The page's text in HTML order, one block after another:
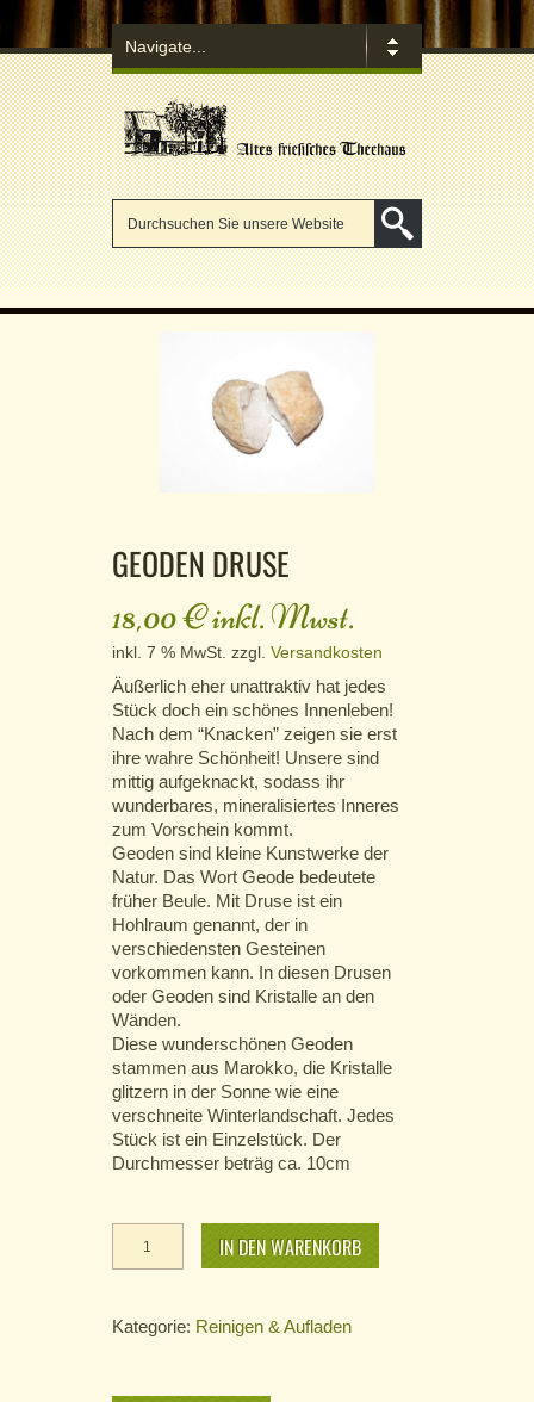
GEODEN DRUSE
18,00€inkl. Mwst.
inkl. 7 % MwSt. zzgl. Versandkosten
Äußerlich eher unattraktiv hat jedes
Stück doch ein schönes Innenleben!
Nach dem “Knacken” zeigen sie erst
ihre wahre Schönheit! Unsere sind
mittig aufgeknackt, sodass ihr
wunderbares, mineralisiertes Inneres
zum Vorschein kommt.
Geoden sind kleine Kunstwerke der
Natur. Das Wort Geode bedeutete
früher Beule. Mit Druse ist ein
Hohlraum genannt, der in
verschiedensten Gesteinen
vorkommen kann. In diesen Drusen
oder Geoden sind Kristalle an den
Wänden.
Diese wunderschönen Geoden
stammen aus Marokko, die Kristalle
glitzern in der Sonne wie eine
verschneite Winterlandschaft. Jedes
Stück ist ein Einzelstück. Der
Durchmesser beträg ca. 10cm
Druse
Menge
IN DEN WARENKORB
Kategorie: Reinigen & Aufladen